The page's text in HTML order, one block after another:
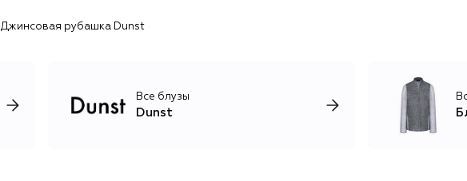
Джинсовая рубашка Dunst
Все блузы
Dunst